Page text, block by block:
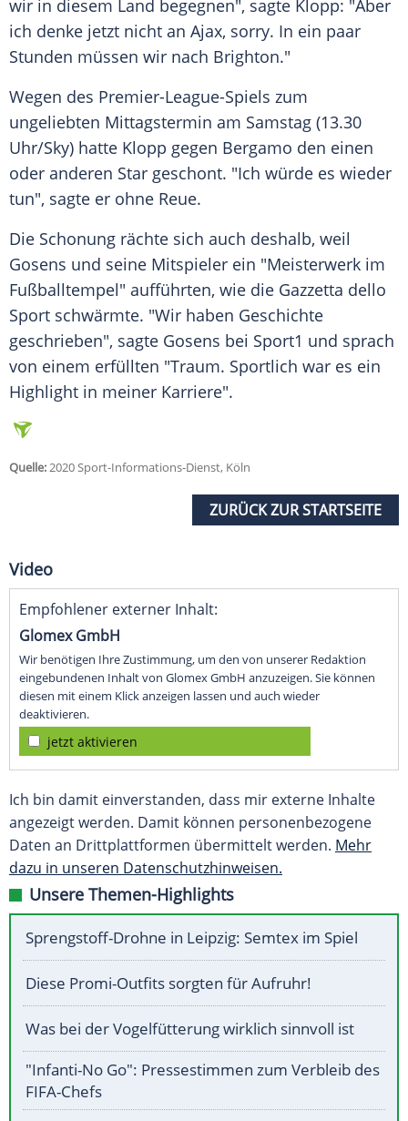
wir in diesem Land begegnen", sagte Klopp: "Aber
ich denke jetzt nicht an Ajax, sorry. In ein paar
Stunden müssen wir nach Brighton."
Wegen des Premier-League-Spiels zum
ungeliebten Mittagstermin am Samstag (13.30
Uhr/Sky) hatte Klopp gegen Bergamo den einen
oder anderen Star geschont. "Ich würde es wieder
tun", sagte er ohne Reue.
Die Schonung rächte sich auch deshalb, weil
Gosens und seine Mitspieler ein "Meisterwerk im
Fußballtempel" aufführten, wie die Gazzetta dello
Sport schwärmte. "Wir haben Geschichte
geschrieben", sagte Gosens bei Sport1 und sprach
von einem erfüllten "Traum. Sportlich war es ein
Highlight in meiner Karriere".
Quelle:2020 Sport-Informations-Dienst, Köln
ZURÜCK ZUR STARTSEITE
Video
Empfohlener externer Inhalt:
Glomex GmbH
Wir benötigen Ihre Zustimmung, um den von unserer Redaktion
eingebundenen Inhalt von Glomex GmbH anzuzeigen. Sie können
diesen mit einem Klick anzeigen lassen und auch wieder
deaktivieren.
jetzt aktivieren
Ich bin damit einverstanden, dass mir externe Inhalte
angezeigt werden. Damit können personenbezogene
Daten an Drittplattformen übermittelt werden. Mehr
dazu in unseren Datenschutzhinweisen.
Unsere Themen-Highlights
Sprengstoff-Drohne in Leipzig: Semtex im Spiel
Diese Promi-Outfits sorgten für Aufruhr!
Was bei der Vogelfütterung wirklich sinnvoll ist
"Infanti-No Go": Pressestimmen zum Verbleib des
FIFA-Chefs